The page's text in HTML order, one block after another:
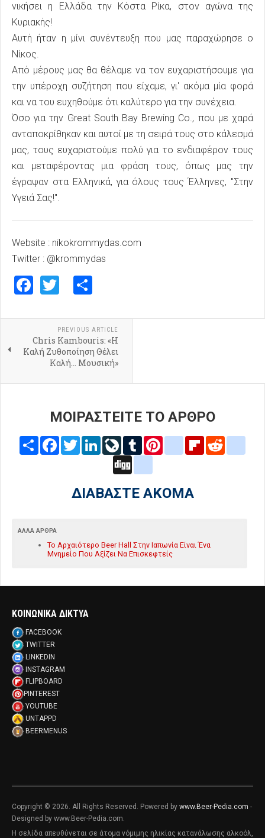
νικήσει η Ελλάδα την Κόστα Ρίκα, στον αγώνα της
Κυριακής!
Αυτή ήταν η μίνι συνέντευξη που μας παραχώρησε ο
Νίκος.
Από μέρους μας θα θέλαμε να τον ευχαριστήσουμε για
την υπέροχη συζήτηση που είχαμε, γι' ακόμα μία φορά
και να του ευχηθούμε ότι καλύτερο για την συνέχεια.
Όσο για την Great South Bay Brewing Co., που με χαρά
ανταποκρίθηκαν και αυτοί με τη σειρά τους στο κάλεσμά
μας, τους ευχαριστούμε πολύ για το ενδιαφέρον τους
και μεταφέροντας μια φράση τους, όπως μας την
έγραψαν στα Ελληνικά, για όλους τους Έλληνες, "Στην
Υγειά Σας!".
Website : nikokrommydas.com
Twitter : @krommydas
Facebook
Twitter
PREVIOUS ARTICLE
Chris Kambouris: «Η
Καλή Ζυθοποίηση Θέλει
Καλή... Μουσική»
ΜΟΙΡΑΣΤΕΙΤΕ ΤΟ ΑΡΘΡΟ
Share FacebookTwitterLinkedInLiveJournal
Tumblr Pinterestblogger_post
Flipboard
ΔΙΑΒΑΣΤΕ ΑΚΟΜΑ
ΆΛΛΑ ΆΡΘΡΑ
Το Αρχαιότερο Beer Hall Στην Ιαπωνία Είναι Ένα
Μνημείο Που Αξίζει Να Επισκεφτείς
ΚΟΙΝΩΝΙΚΑ ΔΙΚΤΥΑ
FACEBOOK
TWITTER
LINKEDIN
INSTAGRAM
FLIPBOARD
PINTEREST
YOUTUBE
UNTAPPD
BEERMENUS
Copyright © 2026. All Rights Reserved. Powered by www.Beer-Pedia.com -
Designed by www.Beer-Pedia.com.
Η σελίδα απευθύνεται σε άτομα νόμιμης ηλικίας κατανάλωσης αλκοόλ,